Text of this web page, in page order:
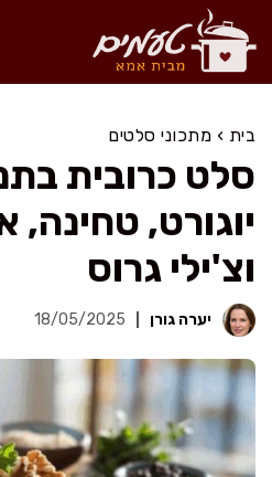
לדלג
לתוכן
בית › מתכוני סלטים
סלט כרובית
יוגורט, טחינה,
וצ'ילי גרוס
יערה גורן 18/05/2025